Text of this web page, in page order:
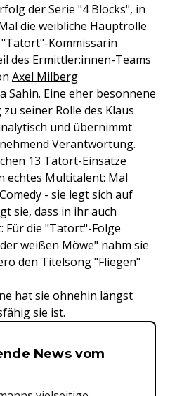
der Serie "4 Blocks", in
die weibliche Hauptrolle
Kommissarin
des Ermittler:innen-Teams
Axel Milberg
Sahin. Eine eher besonnene
seiner Rolle des Klaus
und übernimmt
Verantwortung.
13 Tatort-Einsätze
echtes Multitalent: Mal
- sie legt sich auf
sie, dass in ihr auch
Für die "Tatort"-Folge
weißen Möwe" nahm sie
den Titelsong "Fliegen"
hat sie ohnehin längst
sie ist.
&
News vom